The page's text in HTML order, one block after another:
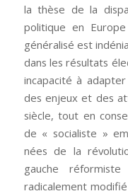
la thèse de la
politique en
généralisé est
dans les résultats
incapacité à
des enjeux et des
siècle, tout en
de « socialiste »
nées de la
gauche
radicalement